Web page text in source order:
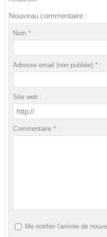
Nouveau commentaire :
Nom * :
Adresse email (non publiée) * :
Site web :
Commentaire * :
Me notifier l'arrivée de